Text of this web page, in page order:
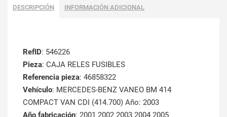
DESCRIPCIÓN INFORMACIÓN ADICIONAL
RefID: 546226
Pieza: CAJA RELES FUSIBLES
Referencia pieza: 46858322
Vehículo: MERCEDES-BENZ VANEO BM 414
COMPACT VAN CDI (414.700) Año: 2003
Año fabricación: 2001 2002 2003 2004 2005